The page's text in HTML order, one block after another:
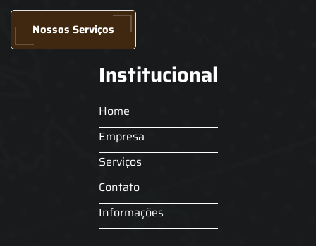
Nossos Serviços
Institucional
Home
Empresa
Serviços
Contato
Informações